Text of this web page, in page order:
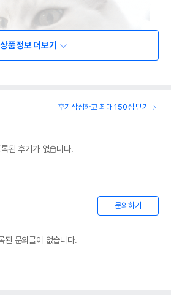
상품정보 더보기
후기작성하고 최대 150점 받기
록된 후기가 없습니다.
문의하기
된 문의글이 없습니다.